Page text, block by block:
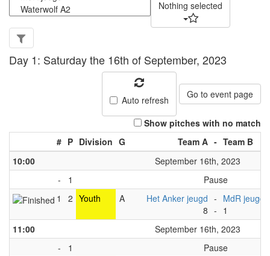
Nothing selected
Day 1: Saturday the 16th of September, 2023
Auto refresh Go to event page
Show pitches with no match
# P Division G Team A - Team B
10:00
September 16th, 2023
-
1
Pause
1
2 Youth A
Het Anker jeugd
8
-
-
MdR jeugd
1
11:00
September 16th, 2023
-
1
Pause